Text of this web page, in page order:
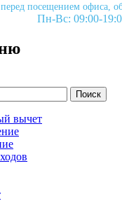
посещением офиса,
Пн-Вс: 09:00-
вычет